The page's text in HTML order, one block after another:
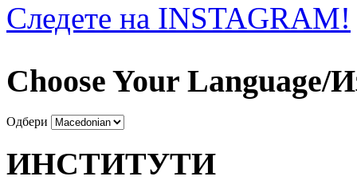
Следете на INSTAGRAM!
Choose Your Language/
Одбери
ИНСТИТУТИ